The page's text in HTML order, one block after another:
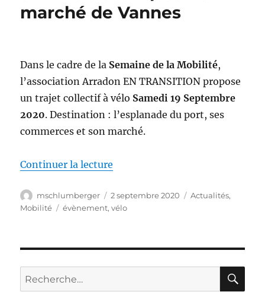
marché de Vannes
Dans le cadre de la Semaine de la Mobilité,
l’association Arradon EN TRANSITION propose
un trajet collectif à vélo Samedi 19 Septembre
2020. Destination : l’esplanade du port, ses
commerces et son marché.
Continuer la lecture
Auteur
mschlumberger
Publié
le
2 septembre 2020 Catégories
Actualités,
Mobilité
Étiquettes
évènement,vélo
Recherche
pour :